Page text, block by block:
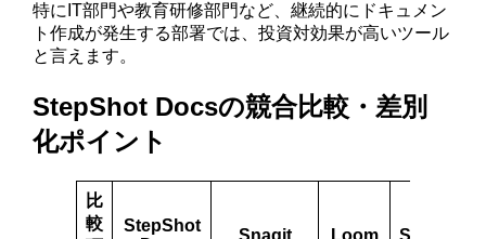
特にIT部門や教育研修部門など、継続的にドキュメン
ト作成が発生する部署では、投資対効果が高いツール
と言えます。
StepShot Docsの競合比較・差別
化ポイント
比
較
StepShot